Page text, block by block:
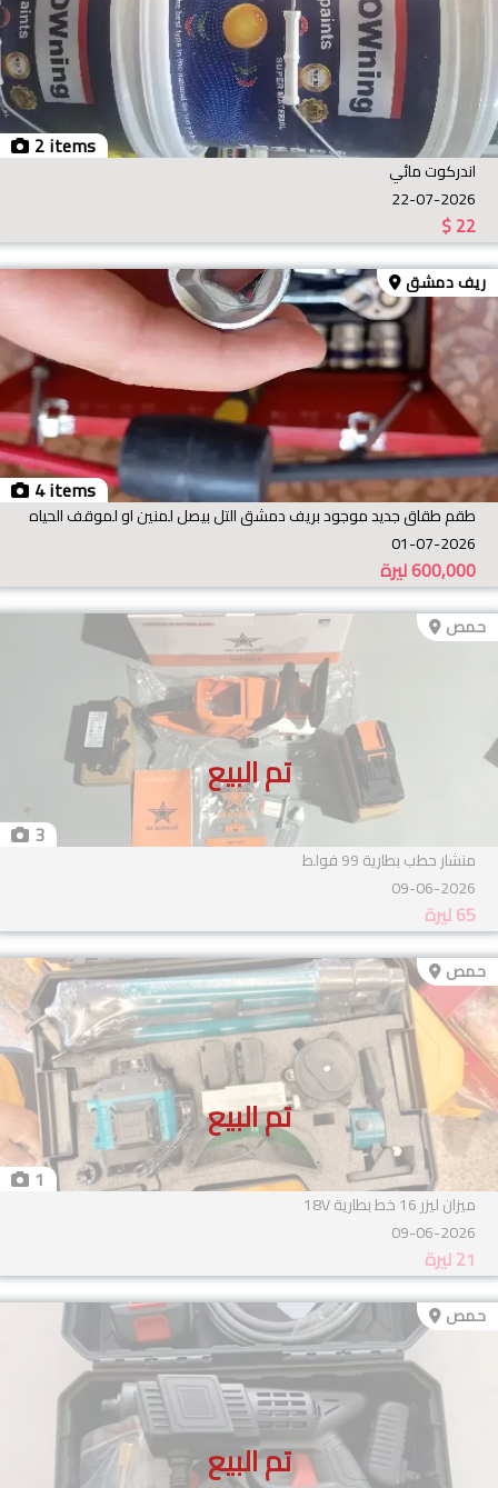
2 items
اندركوت مائي
22-07-2026
$22
4 items
ريف دمشق
طقم طقاق جديد موجود بريف دمشق التل بيصل لمنين او لموقف الحياه
01-07-2026
ليرة600,000
تم البيع
3
حمص
منشار حطب بطارية 99 فولط
09-06-2026
ليرة65
تم البيع
1
حمص
ميزان ليزر 16 خط بطارية 18V
09-06-2026
ليرة21
تم البيع
حمص